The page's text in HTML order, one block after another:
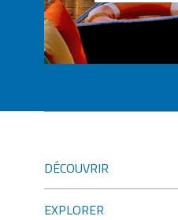
DÉCOUVRIR
EXPLORER